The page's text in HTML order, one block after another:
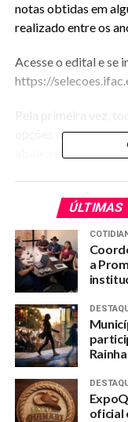
notas obtidas em
realizado entre os
Acesse o edital e se
https://
opções de cursos
abaixo as vagas
Agronegócio (40
Campus Cruzeiro do
vespertino);
noturno);
vespertino);
noturno);
Campus Rio Branco:
(40 vagas –
vagas – matutino);
vagas – vespertino);
ÚLTIMAS
a
oficial